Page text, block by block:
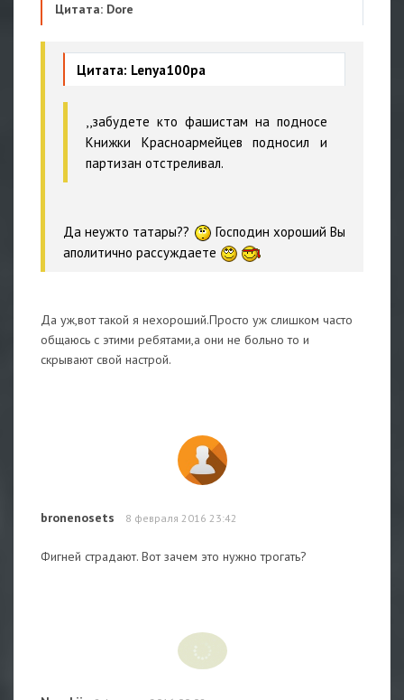
Цитата: Dore
Цитата: Lenya100pa
,,забудете кто фашистам на подносе
Книжки Красноармейцев подносил и
партизан отстреливал.
Да неужто татары??
Господин хороший Вы
аполитично рассуждаете
Да уж,вот такой я нехороший.Просто уж слишком часто
общаюсь с этими ребятами,а они не больно то и
скрывают свой настрой.
bronenosets 8 февраля 2016 23:42
Фигней страдают. Вот зачем это нужно трогать?